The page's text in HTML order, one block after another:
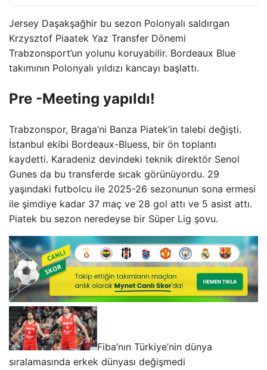
Jersey Daşakşağhir bu sezon Polonyalı saldırgan
Krzysztof Piaatek Yaz Transfer Dönemi
Trabzonsport’un yolunu koruyabilir. Bordeaux Blue
takımının Polonyalı yıldızı kancayı başlattı.
Pre -Meeting yapıldı!
Trabzonspor, Braga’ni Banza Piatek’in talebi değişti.
İstanbul ekibi Bordeaux-Bluess, bir ön toplantı
kaydetti. Karadeniz devindeki teknik direktör Senol
Gunes da bu transferde sıcak görünüyordu. 29
yaşındaki futbolcu ile 2025-26 sezonunun sona ermesi
ile şimdiye kadar 37 maç ve 28 gol attı ve 5 asist attı.
Piatek bu sezon neredeyse bir Süper Lig şovu.
Fiba’nın Türkiye’nin dünya
sıralamasında erkek dünyası değişmedi